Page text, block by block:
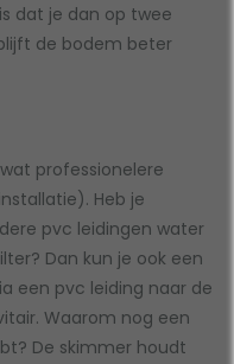
dat je dan op twee
de bodem beter
professionelere
Heb je
pvc leidingen water
Dan kun je ook een
een pvc leiding naar de
Waarom nog een
De skimmer houdt